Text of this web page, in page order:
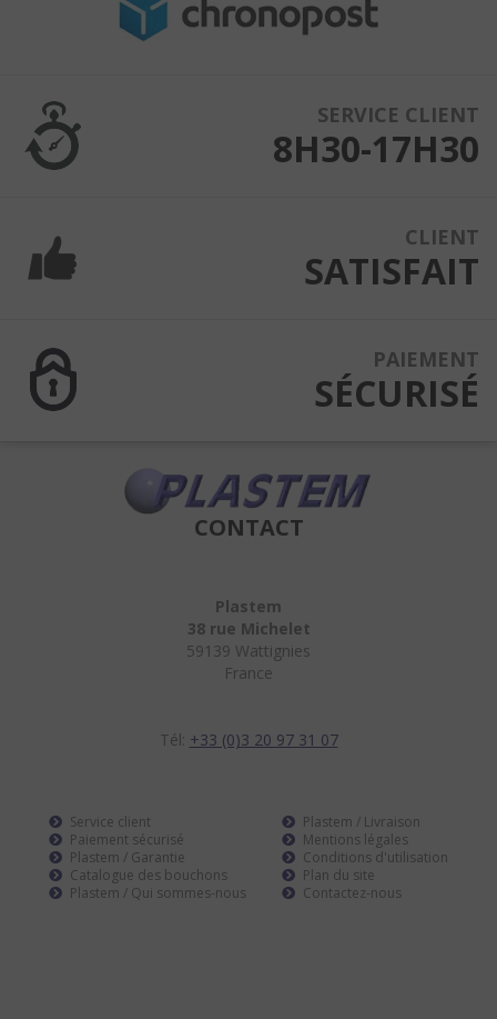
SERVICE CLIENT
8H30-17H30
CLIENT
SATISFAIT
PAIEMENT
SÉCURISÉ
CONTACT
Plastem
38 rue Michelet
59139 Wattignies
France
Tél: +33 (0)3 20 97 31 07
Service client
Paiement sécurisé
Plastem / Garantie
Catalogue des bouchons
Plastem / Qui sommes-nous
Plastem / Livraison
Mentions légales
Conditions d'utilisation
Plan du site
Contactez-nous